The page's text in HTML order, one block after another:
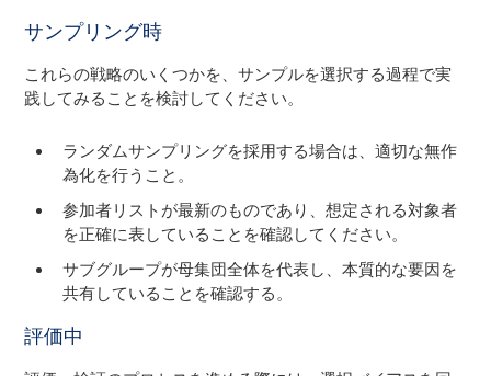
サンプリング時
これらの戦略のいくつかを、サンプルを選択する過程で実
践してみることを検討してください。
ランダムサンプリングを採用する場合は、適切な無作
為化を行うこと。
参加者リストが最新のものであり、想定される対象者
を正確に表していることを確認してください。
サブグループが母集団全体を代表し、本質的な要因を
共有していることを確認する。
評価中